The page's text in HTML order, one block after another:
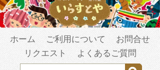
ホーム ご利用について
お問合せ
リクエスト
よくあるご質問